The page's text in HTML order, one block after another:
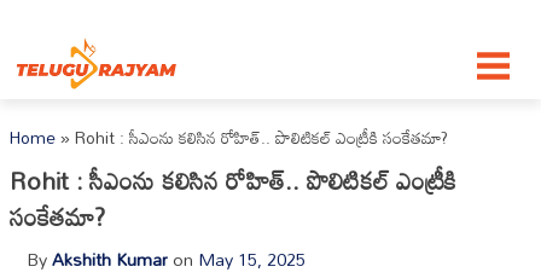
Home»Rohit : సీఎంను కలిసిన రోహిత్.. పొలిటికల్ ఎంట్రీకి సంకేతమా?
Rohit : సీఎంను కలిసిన రోహిత్.. పొలిటికల్ ఎంట్రీకి
సంకేతమా?
ByAkshith Kumaron May 15, 2025